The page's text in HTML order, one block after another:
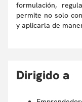
formulación,
permite no solo
y aplicarla de
Dirigido a